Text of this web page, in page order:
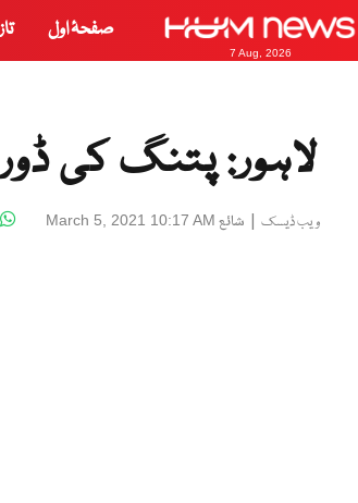
7 Aug, 2026
صفحۂ اول
لاہور: پتنگ کی
ویب ڈیسک | شائع March 5, 2021 10:17 AM